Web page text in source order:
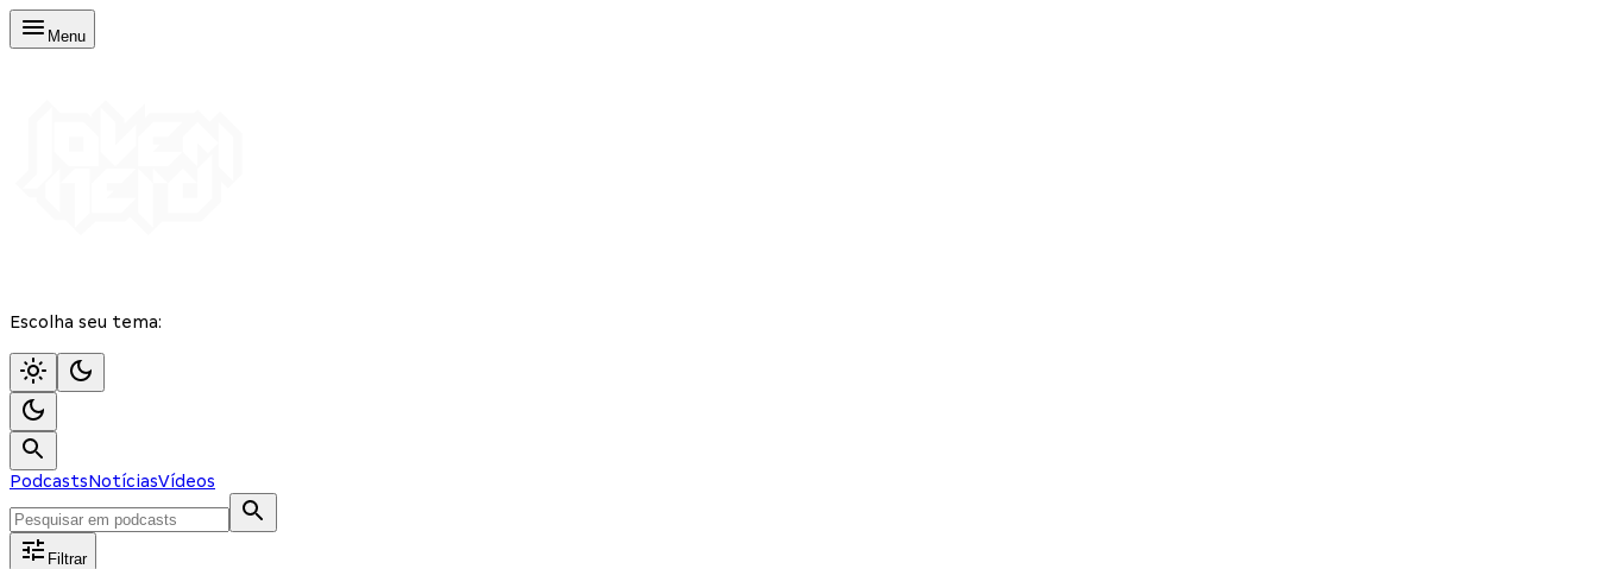
Menu
Escolha seu tema:
PodcastsNotíciasVídeos
Filtrar